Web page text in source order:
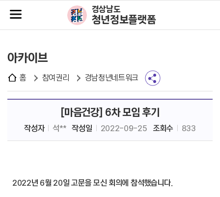
주메뉴바로가기
본문바로가기
경상남도
청년정보플랫폼
아카이브
홈 참여권리 경남청년네트워크
[마음건강] 6차 모임 후기
작성자 석** 작성일 2022-09-25 조회수 833
2022년 6월 20일 고문을 모신 회의에 참석했습니다.